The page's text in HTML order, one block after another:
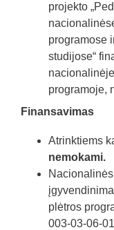
projekto
programose
studijose“
programoje,
Finansavimas
Atrinktiems
nemokami.
plėtros
003-03-06-